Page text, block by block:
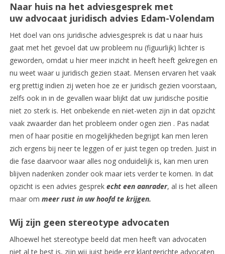
Naar huis na het adviesgesprek met
uw advocaat juridisch advies Edam-Volendam
Het doel van ons juridische adviesgesprek is dat u naar huis
gaat met het gevoel dat uw probleem nu (figuurlijk) lichter is
geworden, omdat u hier meer inzicht in heeft heeft gekregen en
nu weet waar u juridisch gezien staat. Mensen ervaren het vaak
erg prettig indien zij weten hoe ze er juridisch gezien voorstaan,
zelfs ook in in de gevallen waar blijkt dat uw juridische positie
niet zo sterk is. Het onbekende en niet-weten zijn in dat opzicht
vaak zwaarder dan het probleem onder ogen zien . Pas nadat
men of haar positie en mogelijkheden begrijpt kan men leren
zich ergens bij neer te leggen of er juist tegen op treden. Juist in
die fase daarvoor waar alles nog onduidelijk is, kan men uren
blijven nadenken zonder ook maar iets verder te komen. In dat
opzicht is een advies gesprek echt een aanrader, al is het alleen
maar om meer rust in uw hoofd te krijgen.
Wij zijn geen stereotype advocaten
Alhoewel het stereotype beeld dat men heeft van advocaten
niet al te best is, zijn wij juist beide erg klantgerichte advocaten